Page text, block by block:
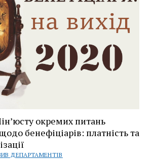
структури
власності
підприємства
ЄДР.
Обов’язок,
форма,
окремих питань
бенефіціарів: платність та
ДЕПАРТАМЕНТІВ